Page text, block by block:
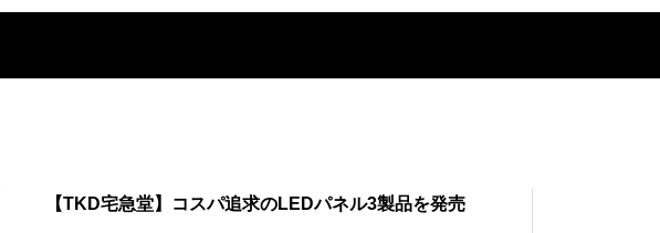
【TKD宅急堂】コスパ追求のLEDパネル3製品を発売